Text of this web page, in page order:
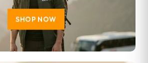
SHOP NOW